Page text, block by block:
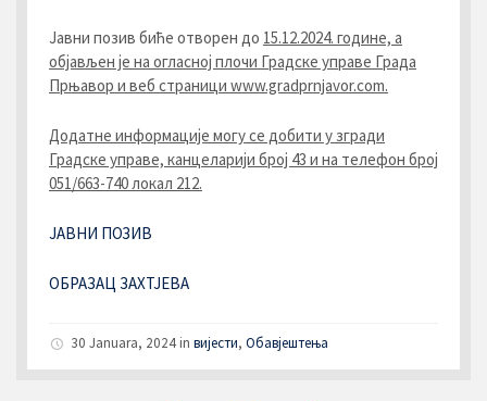
Јавни позив биће отворен до 15.12.2024. године, а
објављен је на огласној плочи Градске управе Града
Прњавор и веб страници www.gradprnjavor.com.
Додатне информације могу се добити у згради
Градске управе, канцеларији број 43 и на телефон број
051/663-740 локал 212.
ЈАВНИ ПОЗИВ
ОБРАЗАЦ ЗАХТЈЕВА
30 Januara, 2024in вијести, Обавјештења